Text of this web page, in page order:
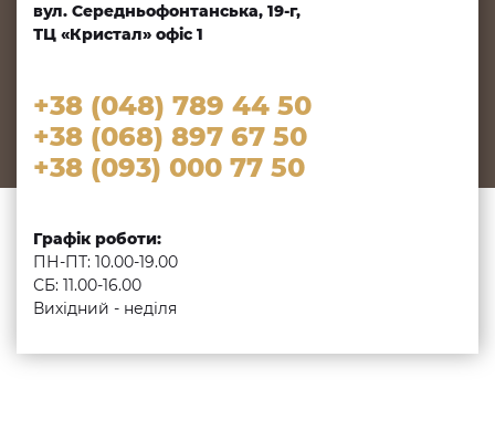
вул. Середньофонтанська, 19-г,
ТЦ «Кристал» офіс 1
+38 (048) 789 44 50
+38 (068) 897 67 50
+38 (093) 000 77 50
Графік роботи:
ПН-ПТ: 10.00-19.00
СБ: 11.00-16.00
Вихідний - неділя